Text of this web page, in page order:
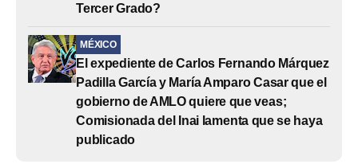
Tercer Grado?
MÉXICO
El expediente de Carlos Fernando Márquez
Padilla García y María Amparo Casar que el
gobierno de AMLO quiere que veas;
Comisionada del Inai lamenta que se haya
publicado